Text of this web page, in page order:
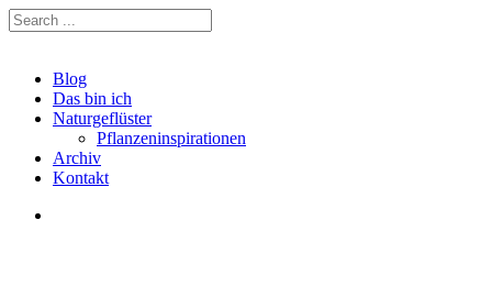
Blog
Das bin ich
Naturgeflüster
Pflanzeninspirationen
Archiv
Kontakt